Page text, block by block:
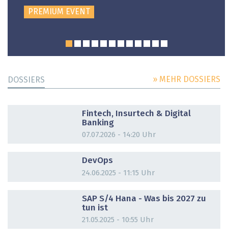
PREMIUM EVENT
DOSSIERS » MEHR DOSSIERS
Fintech, Insurtech & Digital
Banking
07.07.2026 - 14:20 Uhr
DevOps
24.06.2025 - 11:15 Uhr
SAP S/4 Hana - Was bis 2027 zu
tun ist
21.05.2025 - 10:55 Uhr